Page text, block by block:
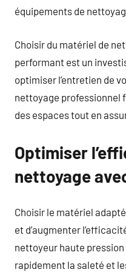
équipements de
Choisir du matériel de
performant est un
optimiser l’entretien de
nettoyage professionnel
des espaces tout en
Optimiser
nettoyage
Choisir le matériel
et d’augmenter
nettoyeur haute
rapidement la saleté et